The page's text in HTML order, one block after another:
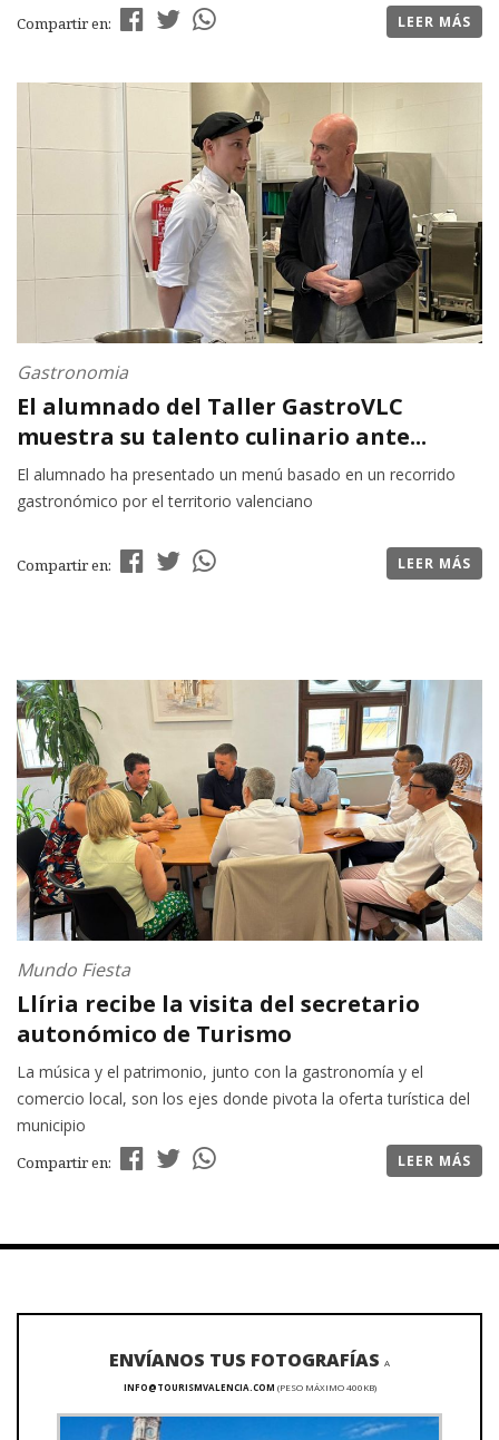
Compartir en: LEER MÁS
Gastronomia
El alumnado del Taller GastroVLC
muestra su talento culinario ante...
El alumnado ha presentado un menú basado en un recorrido
gastronómico por el territorio valenciano
Compartir en: LEER MÁS
Mundo Fiesta
Llíria recibe la visita del secretario
autonómico de Turismo
La música y el patrimonio, junto con la gastronomía y el
comercio local, son los ejes donde pivota la oferta turística del
municipio
Compartir en: LEER MÁS
ENVÍANOS TUS FOTOGRAFÍAS A
INFO@TOURISMVALENCIA.COM (PESO MÁXIMO 400KB)